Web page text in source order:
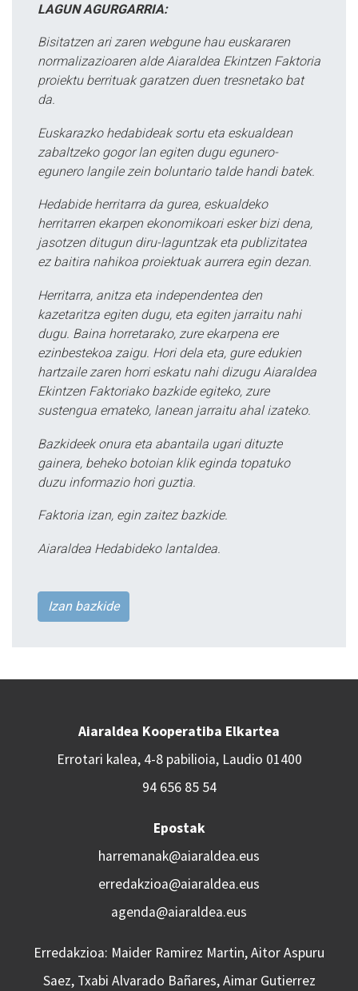
LAGUN AGURGARRIA:
Bisitatzen ari zaren webgune hau euskararen
normalizazioaren alde Aiaraldea Ekintzen Faktoria
proiektu berrituak garatzen duen tresnetako bat
da.
Euskarazko hedabideak sortu eta eskualdean
zabaltzeko gogor lan egiten dugu egunero-
egunero langile zein boluntario talde handi batek.
Hedabide herritarra da gurea, eskualdeko
herritarren ekarpen ekonomikoari esker bizi dena,
jasotzen ditugun diru-laguntzak eta publizitatea
ez baitira nahikoa proiektuak aurrera egin dezan.
Herritarra, anitza eta independentea den
kazetaritza egiten dugu, eta egiten jarraitu nahi
dugu. Baina horretarako, zure ekarpena ere
ezinbestekoa zaigu. Hori dela eta, gure edukien
hartzaile zaren horri eskatu nahi dizugu Aiaraldea
Ekintzen Faktoriako bazkide egiteko, zure
sustengua emateko, lanean jarraitu ahal izateko.
Bazkideek onura eta abantaila ugari dituzte
gainera, beheko botoian klik eginda topatuko
duzu informazio hori guztia.
Faktoria izan, egin zaitez bazkide.
Aiaraldea Hedabideko lantaldea.
Izan bazkide
Aiaraldea Kooperatiba Elkartea
Errotari kalea, 4-8 pabilioia, Laudio 01400
94 656 85 54
Epostak
harremanak@aiaraldea.eus
erredakzioa@aiaraldea.eus
agenda@aiaraldea.eus
Erredakzioa: Maider Ramirez Martin, Aitor Aspuru
Saez, Txabi Alvarado Bañares, Aimar Gutierrez